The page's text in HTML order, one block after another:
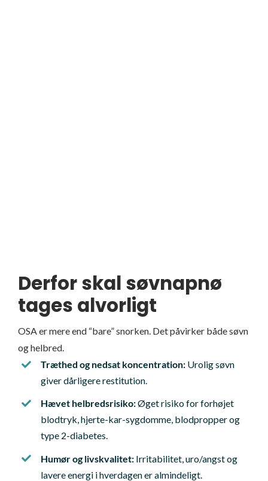
Derfor skal søvnapnø
tages alvorligt
OSA er mere end “bare” snorken. Det påvirker både søvn
og helbred.
Træthed og nedsat koncentration: Urolig søvn
giver dårligere restitution.
Hævet helbredsrisiko:Øget risiko for forhøjet
blodtryk, hjerte-kar-sygdomme, blodpropper og
type 2-diabetes.
Humør og livskvalitet: Irritabilitet, uro/angst og
lavere energi i hverdagen er almindeligt.